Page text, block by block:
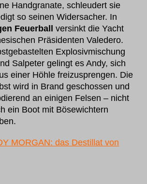
Handgranate, schleudert sie
so seinen Widersacher. In
Feuerball
versinkt die Yacht
Präsidenten Valedero.
Explosivmischung
Salpeter gelingt es Andy, sich
einer Höhle freizusprengen. Die
wird in Brand geschossen und
an einigen Felsen – nicht
ein Boot mit Bösewichtern